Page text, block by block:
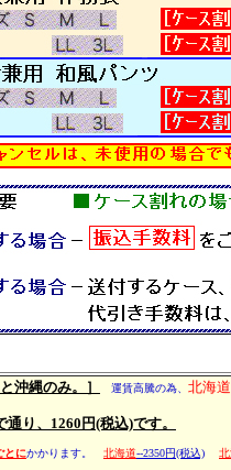
沖縄のみ。］ 運賃高騰の為、 北海
り、1260円(税込)です。
とにかかります。 北海道--2350円(税込)